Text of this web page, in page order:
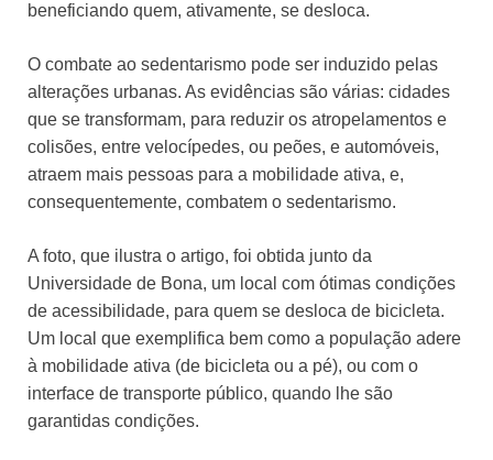
beneficiando quem, ativamente, se desloca.
O combate ao sedentarismo pode ser induzido pelas
alterações urbanas. As evidências são várias: cidades
que se transformam, para reduzir os atropelamentos e
colisões, entre velocípedes, ou peões, e automóveis,
atraem mais pessoas para a mobilidade ativa, e,
consequentemente, combatem o sedentarismo.
A foto, que ilustra o artigo, foi obtida junto da
Universidade de Bona, um local com ótimas condições
de acessibilidade, para quem se desloca de bicicleta.
Um local que exemplifica bem como a população adere
à mobilidade ativa (de bicicleta ou a pé), ou com o
interface de transporte público, quando lhe são
garantidas condições.